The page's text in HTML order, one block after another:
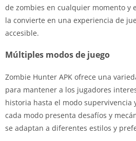
de zombies en cualquier momento y
la convierte en una experiencia de
accesible.
Múltiples modos de juego
Zombie Hunter APK ofrece una
para mantener a los jugadores
historia hasta el modo supervivencia
cada modo presenta desafíos y
se adaptan a diferentes estilos y